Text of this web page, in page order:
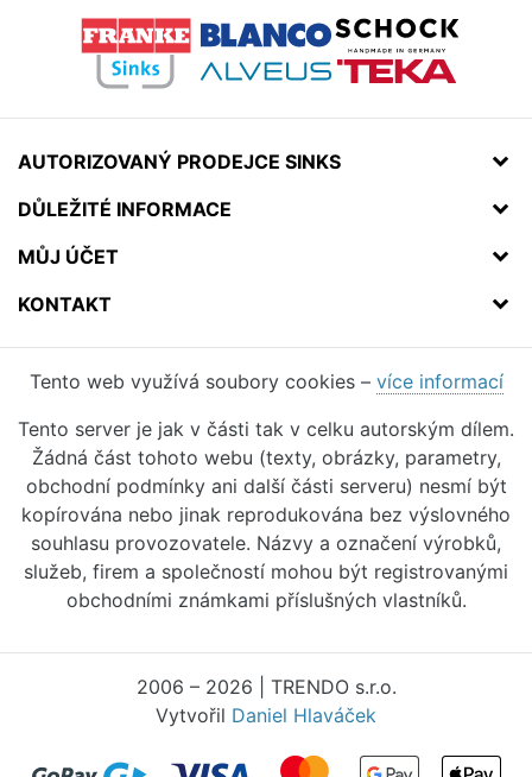
AUTORIZOVANÝ PRODEJCE SINKS
DŮLEŽITÉ INFORMACE
MŮJ ÚČET
KONTAKT
Tento web využívá soubory cookies – více informací
Tento server je jak v části tak v celku autorským dílem.
Žádná část tohoto webu (texty, obrázky, parametry,
obchodní podmínky ani další části serveru) nesmí být
kopírována nebo jinak reprodukována bez výslovného
souhlasu provozovatele. Názvy a označení výrobků,
služeb, firem a společností mohou být registrovanými
obchodními známkami příslušných vlastníků.
2006 – 2026 | TRENDO s.r.o.
Vytvořil Daniel Hlaváček